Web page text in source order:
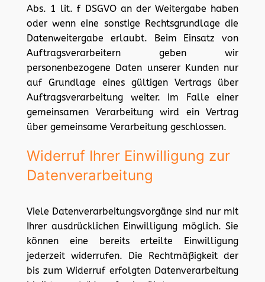
Abs. 1 lit. f DSGVO an der Weitergabe haben
oder wenn eine sonstige Rechtsgrundlage die
Datenweitergabe erlaubt. Beim Einsatz von
Auftragsverarbeitern geben wir
personenbezogene Daten unserer Kunden nur
auf Grundlage eines gültigen Vertrags über
Auftragsverarbeitung weiter. Im Falle einer
gemeinsamen Verarbeitung wird ein Vertrag
über gemeinsame Verarbeitung geschlossen.
Widerruf Ihrer Einwilligung zur
Datenverarbeitung
Viele Datenverarbeitungsvorgänge sind nur mit
Ihrer ausdrücklichen Einwilligung möglich. Sie
können eine bereits erteilte Einwilligung
jederzeit widerrufen. Die Rechtmäßigkeit der
bis zum Widerruf erfolgten Datenverarbeitung